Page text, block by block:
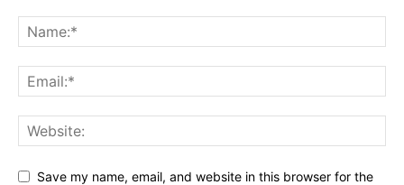
Save my name, email, and website in this browser for the